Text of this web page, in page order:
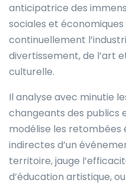
anticipatrice des
sociales et
continuellement
divertissement, de l’art
culturelle.
Il analyse avec minutie
changeants des publics
modélise les
indirectes d’un
territoire, jauge
d’éducation artistique,